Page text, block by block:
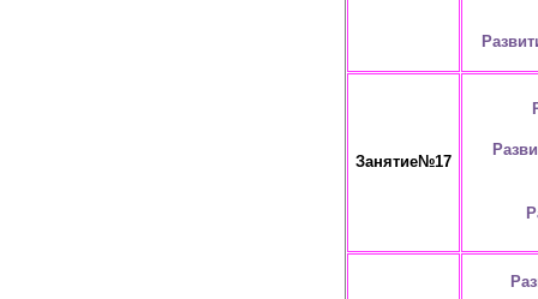
Занятие№17